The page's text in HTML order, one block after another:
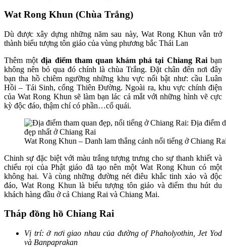
Wat Rong Khun (Chùa Trắng)
Dù được xây dựng những năm sau này, Wat Rong Khun vẫn trở
thành biểu tượng tôn giáo của vùng phương bắc Thái Lan
Thêm mộtđịa điểm tham quan khám phá tại Chiang Raibạn
không nên bỏ qua đó chính là chùa Trắng. Đặt chân đến nơi đây
bạn tha hồ chiêm ngưỡng những khu vực nổi bật như: cầu Luân
Hồi – Tái Sinh, cổng Thiên Đường. Ngoài ra, khu vực chính điện
của Wat Rong Khun sẽ làm bạn lác cả mắt với những hình vẽ cực
kỳ độc đáo, thậm chí có phần…cổ quái.
Wat Rong Khun – Danh lam thắng cảnh nổi tiếng ở Chiang
Chinh sự đặc biệt với màu trắng tượng trưng cho sự thanh khiết và
chiếu rọi của Phật giáo đã tạo nên một Wat Rong Khun có một
không hai. Và cùng những đường nét điêu khắc tinh xảo và độc
đáo, Wat Rong Khun là biểu tượng tôn giáo và điểm thu hút du
khách hàng đầu ở cả Chiang Rai và Chiang Mai.
Tháp đồng hồ Chiang Rai
Vị trí: ở nơi giao nhau của đường of Phaholyothin, Jet Yod
và Banpaprakan